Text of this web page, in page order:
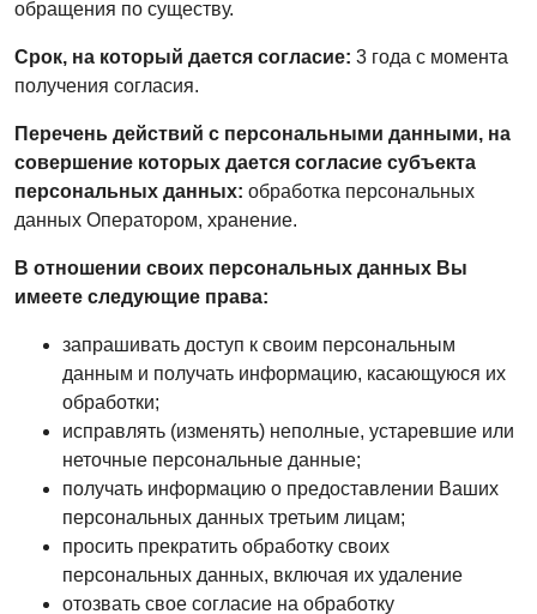
обращения по существу.
Срок, на который дается согласие: 3 года с момента
получения согласия.
Перечень действий с персональными данными, на
совершение которых дается согласие субъекта
персональных данных: обработка персональных
данных Оператором, хранение.
В отношении своих персональных данных Вы
имеете следующие права:
запрашивать доступ к своим персональным
данным и получать информацию, касающуюся их
обработки;
исправлять (изменять) неполные, устаревшие или
неточные персональные данные;
получать информацию о предоставлении Ваших
персональных данных третьим лицам;
просить прекратить обработку своих
персональных данных, включая их удаление
отозвать свое согласие на обработку